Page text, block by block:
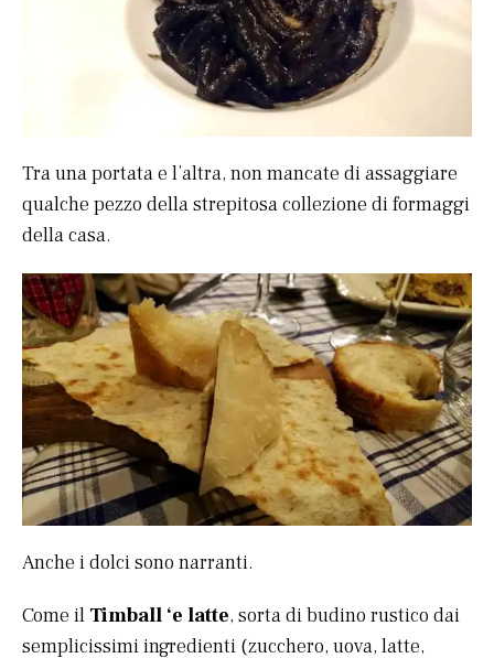
Tra una portata e l’altra, non mancate di assaggiare
qualche pezzo della strepitosa collezione di formaggi
della casa.
Anche i dolci sono narranti.
Come il Timball ‘e latte, sorta di budino rustico dai
semplicissimi ingredienti (zucchero, uova, latte,